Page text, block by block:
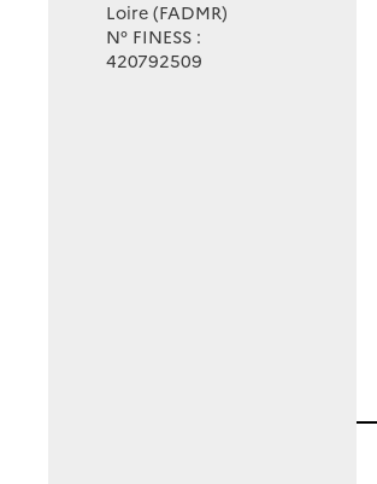
Loire (FADMR)
N° FINESS :
420792509